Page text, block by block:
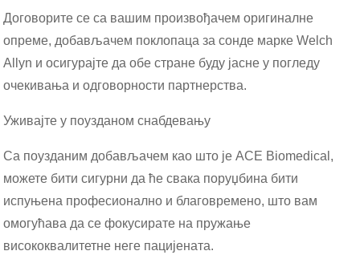
Договорите се са вашим произвођачем оригиналне
опреме, добављачем поклопаца за сонде марке Welch
Allyn и осигурајте да обе стране буду јасне у погледу
очекивања и одговорности партнерства.
Уживајте у поузданом снабдевању
Са поузданим добављачем као што је ACE Biomedical,
можете бити сигурни да ће свака поруџбина бити
испуњена професионално и благовремено, што вам
омогућава да се фокусирате на пружање
висококвалитетне неге пацијената.